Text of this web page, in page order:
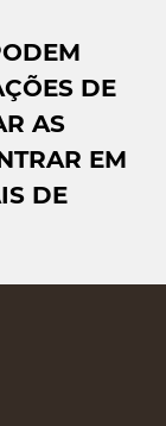
DE
AS
EM
DE